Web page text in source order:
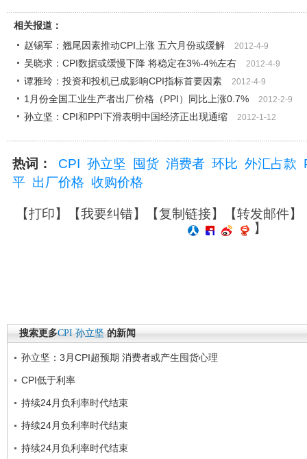
相关报道：
赵锡军：翘尾因素推动CPI上涨 五六月份或缓解
2012-4-9
吴晓求：CPI数据或缓慢下降 将稳定在3%-4%左右 2012-4-9
谭雅玲：投资和投机已成影响CPI指标首要因素 2012-4-9
1月份全国工业生产者出厂价格（PPI）同比上涨0.7% 2012-2-9
孙立坚：CPI和PPI下滑表明中国经济正出现通缩 2012-1-12
热词： CPI 孙立坚 囤货 消费者 环比 外汇占款
平 出厂价格 收购价格
【打印】【我要纠错】【复制链接】【转发邮件】
】
搜索更多CPI 孙立坚 的新闻
孙立坚：3月CPI超预期 消费者或产生囤货心理
CPI低于利率
持续24月负利率时代结束
持续24月负利率时代结束
持续24月负利率时代结束